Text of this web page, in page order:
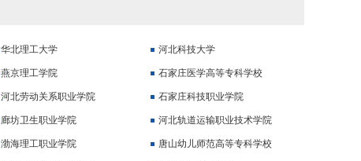
华北理工大学 河北科技大学
燕京理工学院 石家庄医学高等专科学校
河北劳动关系职业学院 石家庄科技职业学院
廊坊卫生职业学院 河北轨道运输职业技术学院
渤海理工职业学院 唐山幼儿师范高等专科学校